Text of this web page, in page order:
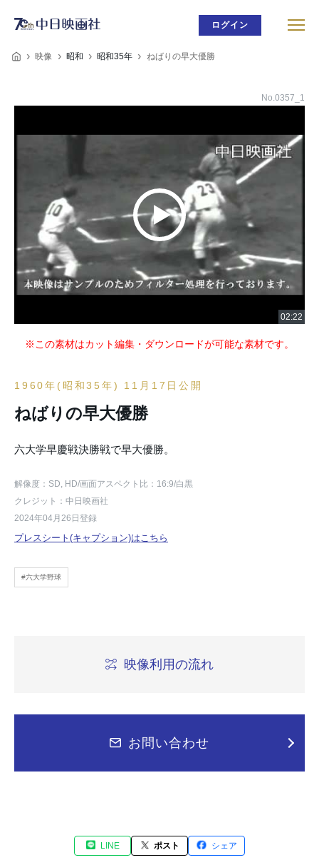
ログイン
映像 昭和 昭和35年 ねばりの早大優勝
No.0357_1
※この素材はカット編集・ダウンロードが可能な素材です。
1960年(昭和35年) 11月17日公開
ねばりの早大優勝
六大学早慶戦決勝戦で早大優勝。
解像度：SD, HD/画面アスペクト比：16:9/白黒
クレジット：中日映画社
2024年04月26日登録
プレスシート(キャプション)はこちら
#六大学野球
映像利用の流れ
お問い合わせ
LINE ポスト シェア